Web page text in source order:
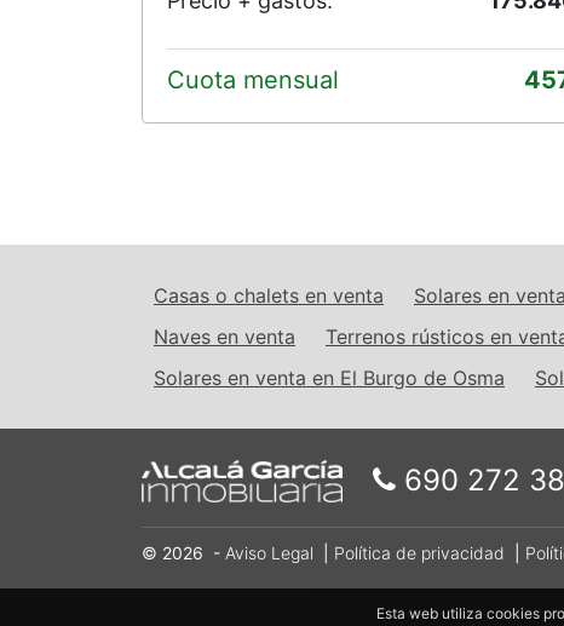
Cuota mensual
Casas o chalets en venta Solares en venta
Naves en venta
Terrenos rústicos en
Solares en venta en El Burgo de Osma
690 272
© 2026 - Aviso Legal Política de privacidad
Esta web utiliza cookies